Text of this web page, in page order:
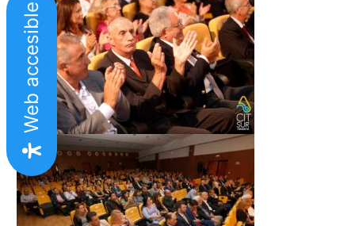
Web accesible